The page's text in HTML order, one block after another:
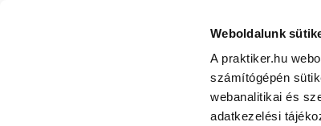
Weboldalunk
A praktiker.hu
számítógépén
webanalitikai és
adatkezelési